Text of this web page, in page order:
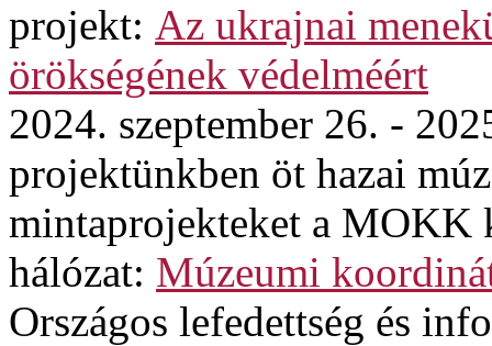
projekt: Az ukrajnai
örökségének védelméért
2024. szeptember 26. -
projektünkben öt hazai
mintaprojekteket a MOKK
hálózat: Múzeumi
Országos lefedettség és